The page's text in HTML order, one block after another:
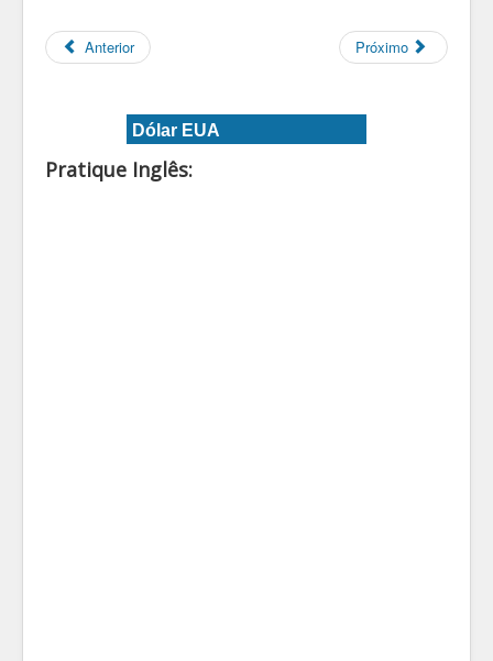
Anterior Próximo
Dólar EUA
Pratique Inglês: